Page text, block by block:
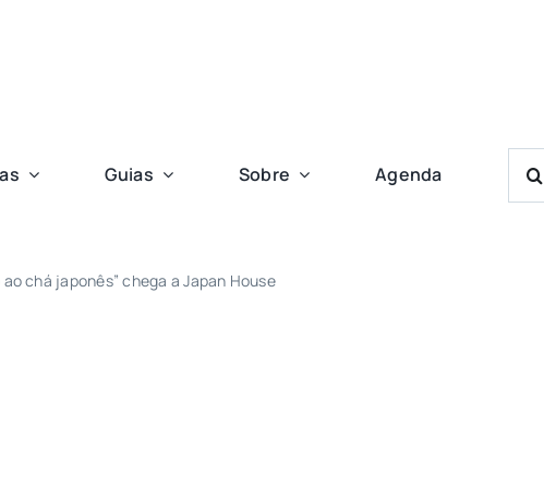
Guias Sobre Agenda
chá japonês” chega a Japan House